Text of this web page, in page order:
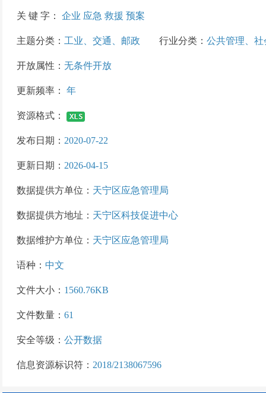
关 键 字： 企业 应急 救援 预案
主题分类： 工业、交通、邮政 行业分类： 公共管理、社
开放属性： 无条件开放
更新频率： 年
资源格式：
发布日期： 2020-07-22
更新日期： 2026-04-15
数据提供方单位： 天宁区应急管理局
数据提供方地址： 天宁区科技促进中心
数据维护方单位： 天宁区应急管理局
语种： 中文
文件大小： 1560.76KB
文件数量： 61
安全等级： 公开数据
信息资源标识符： 2018/2138067596